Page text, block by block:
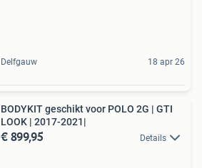
Delfgauw 18 apr 26
BODYKIT geschikt voor POLO 2G | GTI
LOOK | 2017-2021|
€ 899,95 Details